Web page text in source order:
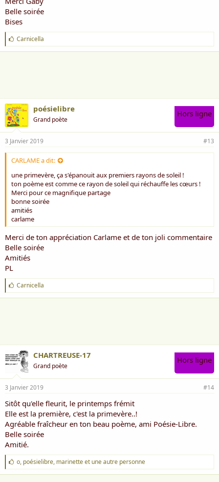
Belle soirée
Bises
J
'
a
Carnicella
poésielibre
Grand poète
Hors ligne
3 Janvier 2019 #13
CARLAME a dit:
une primevère, ça s'épanouit aux premiers rayons de soleil !
ton poème est comme ce rayon de soleil qui réchauffe les cœurs !
Merci pour ce magnifique partage
bonne soirée
amitiés
carlame
Merci de ton appréciation Carlame et de ton joli commentaire
Belle soirée
Amitiés
PL
J
'
a
Carnicella
CHARTREUSE-17
Grand poète
Hors ligne
3 Janvier 2019 #14
Sitôt qu'elle fleurit, le printemps frémit
Elle est la première, c'est la primevère..!
Agréable fraîcheur en ton beau poème, ami Poésie-Libre.
Belle soirée
Amitié.
J
'
a
o, poésielibre, marinetteet une autre personne